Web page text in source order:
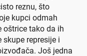
reznu, što
kupci odmah
oštrice tako da ih
represije i
Još jedna